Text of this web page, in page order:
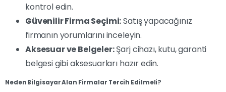
kontrol edin.
Güvenilir Firma Seçimi:Satış yapacağınız
firmanın yorumlarını inceleyin.
Aksesuar ve Belgeler:Şarj cihazı, kutu, garanti
belgesi gibi aksesuarları hazır edin.
Neden Bilgisayar Alan Firmalar Tercih Edilmeli?